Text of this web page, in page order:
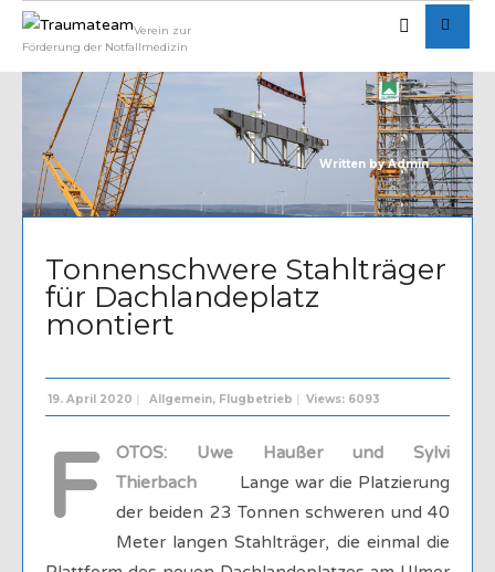
Verein zur
Förderung der Notfallmedizin
Written byAdmin
Tonnenschwere Stahlträger
für Dachlandeplatz
montiert
19. April 2020 Allgemein, Flugbetrieb Views: 6093
F
OTOS: Uwe Haußer und Sylvi
Thierbach
Lange war die Platzierung
der beiden 23 Tonnen schweren und 40
Meter langen Stahlträger, die einmal die